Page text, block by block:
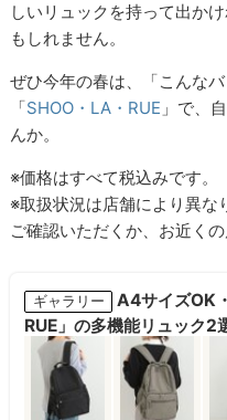
しいリュックを持って出か
もしれません。
ぜひ今年の春は、「こんな
「SHOO・LA・RUE 」で、
んか。
※価格はすべて税込みです。
※取扱状況は店舗により異な
ご確認いただくか、お近く
ギャラリー
A4サイズOK
RUE」の多機能リュック2